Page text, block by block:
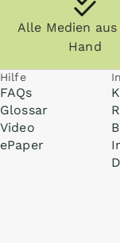
Alle Medien aus
Hand
Hilfe
FAQs
Glossar
Video
ePaper